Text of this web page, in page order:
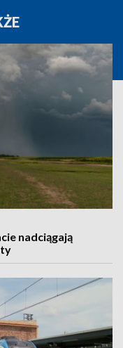
nadciągają